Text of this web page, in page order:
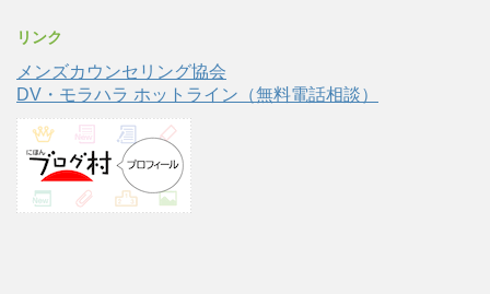
リンク
メンズカウンセリング協会
DV・モラハラ ホットライン（無料電話相談）